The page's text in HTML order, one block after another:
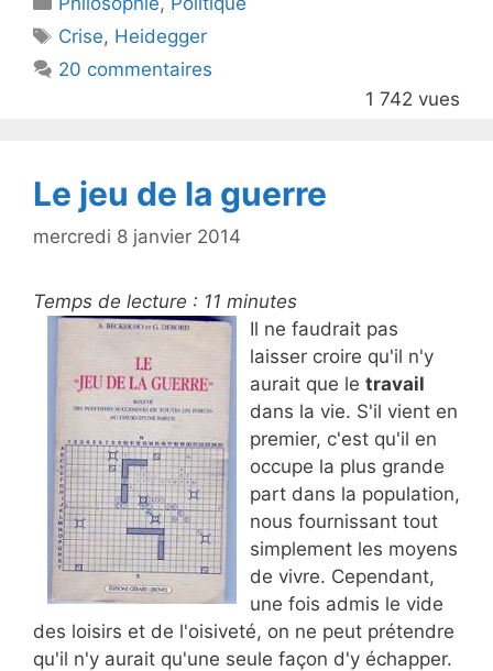
er e
b
o
Étiquettes
Crise, Heidegger
20 commentaires
1 742 vues
Le jeu de la guerre
mercredi 8 janvier 2014
Temps de lecture : 11 minutes
Il ne faudrait pas
laisser croire qu'il n'y
aurait que le travail
dans la vie. S'il vient en
premier, c'est qu'il en
occupe la plus grande
part dans la population,
nous fournissant tout
simplement les moyens
de vivre. Cependant,
une fois admis le vide
des loisirs et de l'oisiveté, on ne peut prétendre
qu'il n'y aurait qu'une seule façon d'y échapper.